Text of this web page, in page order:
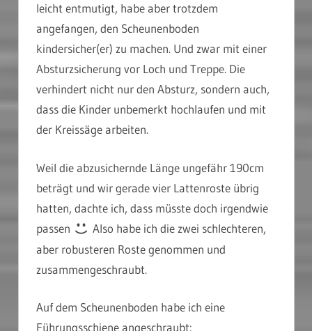
leicht entmutigt, habe aber trotzdem
angefangen, den Scheunenboden
kindersicher(er) zu machen. Und zwar mit einer
Absturzsicherung vor Loch und Treppe. Die
verhindert nicht nur den Absturz, sondern auch,
dass die Kinder unbemerkt hochlaufen und mit
der Kreissäge arbeiten.
Weil die abzusichernde Länge ungefähr 190cm
beträgt und wir gerade vier Lattenroste übrig
hatten, dachte ich, dass müsste doch irgendwie
passen
Also habe ich die zwei schlechteren,
aber robusteren Roste genommen und
zusammengeschraubt.
Auf dem Scheunenboden habe ich eine
Führungsschiene angeschraubt: